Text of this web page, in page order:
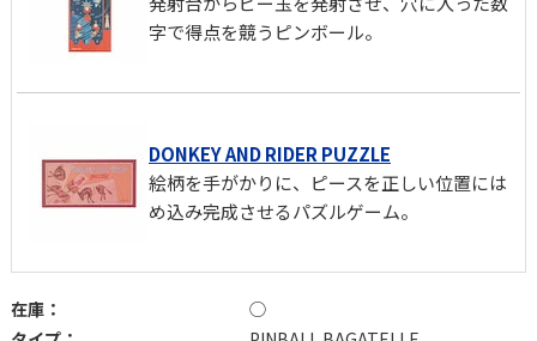
字で得点を競うピンボール。
DONKEY AND RIDER PUZZLE
絵柄を手がかりに、ピースを正しい位置には
め込み完成させるパズルゲーム。
在庫：
◯